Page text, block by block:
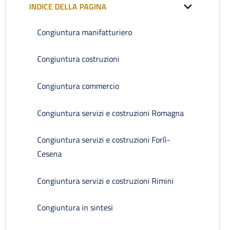
INDICE DELLA PAGINA
Congiuntura manifatturiero
Congiuntura costruzioni
Congiuntura commercio
Congiuntura servizi e costruzioni Romagna
Congiuntura servizi e costruzioni Forlì-
Cesena
Congiuntura servizi e costruzioni Rimini
Congiuntura in sintesi